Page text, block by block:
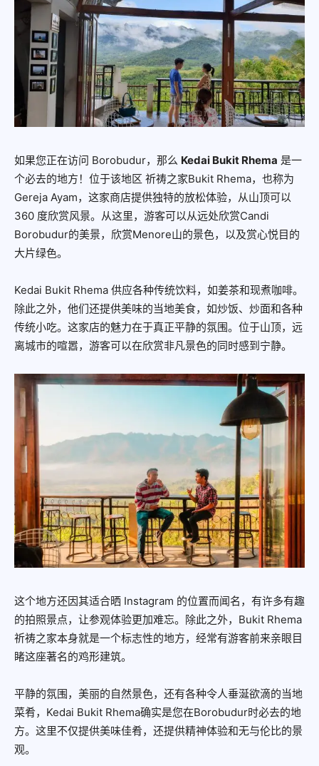
如果您正在访问 Borobudur，那么 Kedai Bukit Rhema 是一
个必去的地方！位于该地区 祈祷之家Bukit Rhema，也称为
Gereja Ayam，这家商店提供独特的放松体验，从山顶可以
360 度欣赏风景。从这里，游客可以从远处欣赏Candi
Borobudur的美景，欣赏Menore山的景色，以及赏心悦目的
大片绿色。
Kedai Bukit Rhema 供应各种传统饮料，如姜茶和现煮咖啡。
除此之外，他们还提供美味的当地美食，如炒饭、炒面和各种
传统小吃。这家店的魅力在于真正平静的氛围。位于山顶，远
离城市的喧嚣，游客可以在欣赏非凡景色的同时感到宁静。
这个地方还因其适合晒 Instagram 的位置而闻名，有许多有趣
的拍照景点，让参观体验更加难忘。除此之外，Bukit Rhema
祈祷之家本身就是一个标志性的地方，经常有游客前来亲眼目
睹这座著名的鸡形建筑。
平静的氛围，美丽的自然景色，还有各种令人垂涎欲滴的当地
菜肴，Kedai Bukit Rhema确实是您在Borobudur时必去的地
方。这里不仅提供美味佳肴，还提供精神体验和无与伦比的景
观。